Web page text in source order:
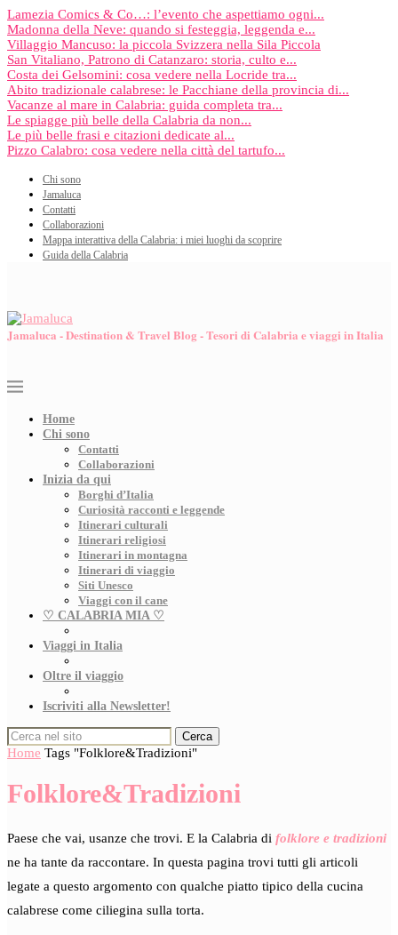
Lamezia Comics & Co…: l’evento che aspettiamo ogni...
Madonna della Neve: quando si festeggia, leggenda e...
Villaggio Mancuso: la piccola Svizzera nella Sila Piccola
San Vitaliano, Patrono di Catanzaro: storia, culto e...
Costa dei Gelsomini: cosa vedere nella Locride tra...
Abito tradizionale calabrese: le Pacchiane della provincia di...
Vacanze al mare in Calabria: guida completa tra...
Le spiagge più belle della Calabria da non...
Le più belle frasi e citazioni dedicate al...
Pizzo Calabro: cosa vedere nella città del tartufo...
Chi sono
Jamaluca
Contatti
Collaborazioni
Mappa interattiva della Calabria: i miei luoghi da scoprire
Guida della Calabria
Jamaluca - Destination & Travel Blog - Tesori di Calabria e viaggi in Italia
Home
Chi sono
Contatti
Collaborazioni
Inizia da qui
Borghi d’Italia
Curiosità racconti e leggende
Itinerari culturali
Itinerari religiosi
Itinerari in montagna
Itinerari di viaggio
Siti Unesco
Viaggi con il cane
♡ CALABRIA MIA ♡
Viaggi in Italia
Oltre il viaggio
Iscriviti alla Newsletter!
Cerca
Home Tags "Folklore&Tradizioni"
Folklore&Tradizioni
Paese che vai, usanze che trovi. E la Calabria di folklore e tradizioni
ne ha tante da raccontare. In questa pagina trovi tutti gli articoli
legate a questo argomento con qualche piatto tipico della cucina
calabrese come ciliegina sulla torta.